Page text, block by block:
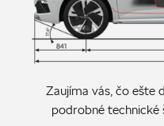
Zaujíma vás, čo ešte
podrobné